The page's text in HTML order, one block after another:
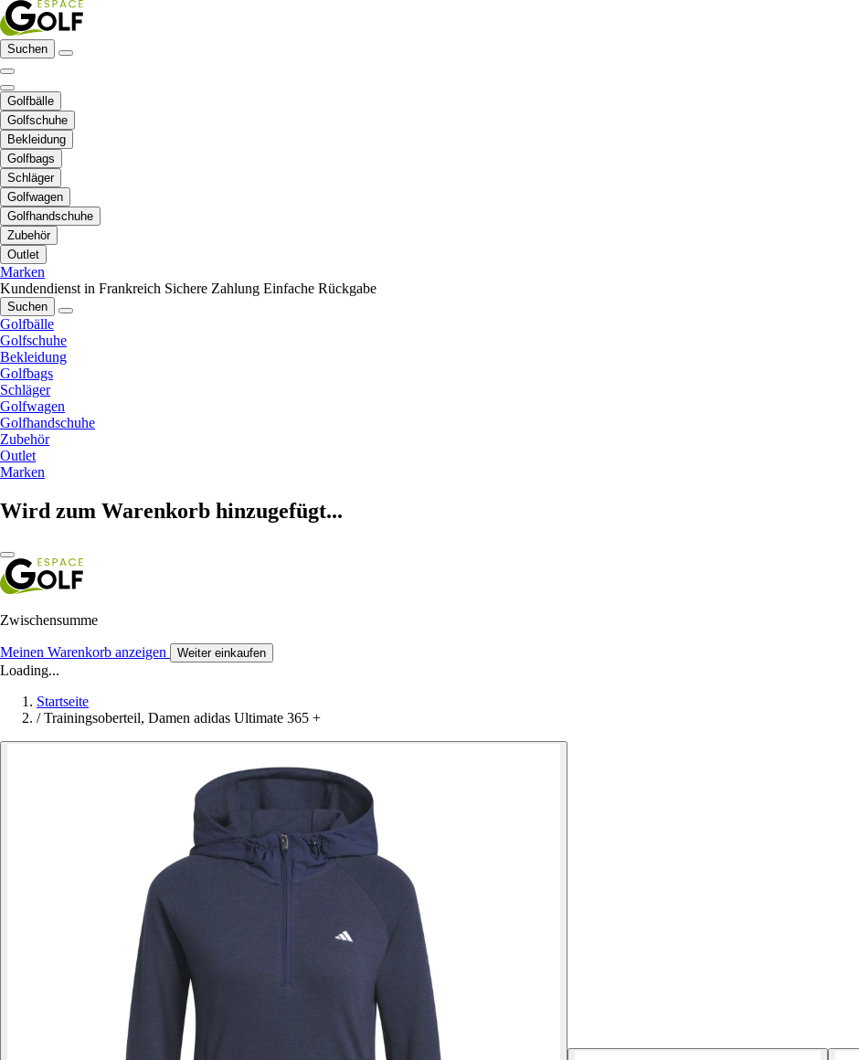
Suchen
Golfbälle
Golfschuhe
Bekleidung
Golfbags
Schläger
Golfwagen
Golfhandschuhe
Zubehör
Outlet
Marken
Kundendienst in Frankreich Sichere Zahlung Einfache Rückgabe
Suchen
Golfbälle
Golfschuhe
Bekleidung
Golfbags
Schläger
Golfwagen
Golfhandschuhe
Zubehör
Outlet
Marken
Wird zum Warenkorb hinzugefügt...
Zwischensumme
Meinen Warenkorb anzeigen Weiter einkaufen
Loading...
Startseite
/ Trainingsoberteil, Damen adidas Ultimate 365 +